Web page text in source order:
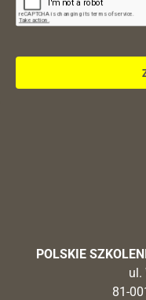
POLSKIE
ul.
81-